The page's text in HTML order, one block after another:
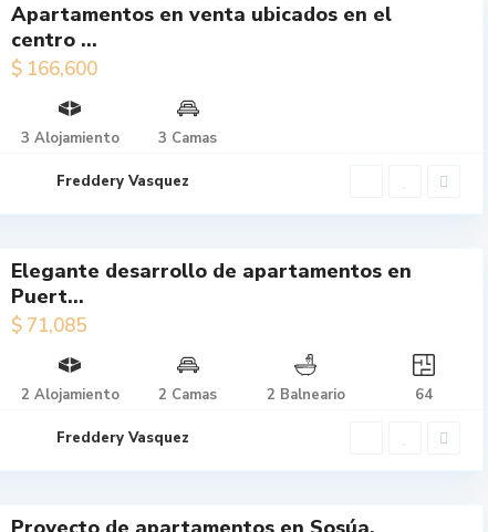
$ 166,600
Apartamentos
en venta
ubicados en el
centro ...
Apartamentos en venta ubicados en el
centro ...
$ 166,600
3 Alojamiento 3 Camas
Freddery Vasquez
$ 71,085
Elegante
desarrollo de
apartamentos
en Puert...
Elegante desarrollo de apartamentos en
Puert...
$ 71,085
2 Alojamiento 2 Camas 2 Balneario 64
Freddery Vasquez